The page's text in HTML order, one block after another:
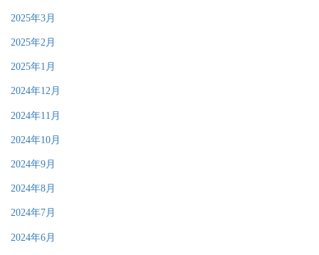
2025年3月
2025年2月
2025年1月
2024年12月
2024年11月
2024年10月
2024年9月
2024年8月
2024年7月
2024年6月